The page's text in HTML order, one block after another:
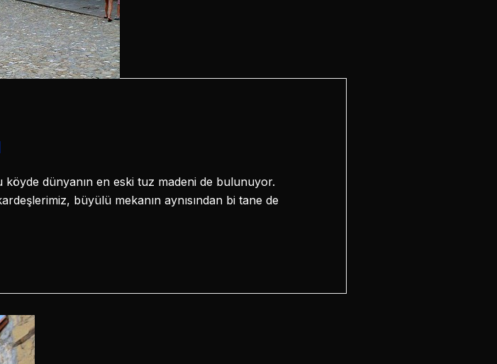
dünyanın en eski tuz madeni de bulunuyor.
büyülü mekanın aynısından bi tane de